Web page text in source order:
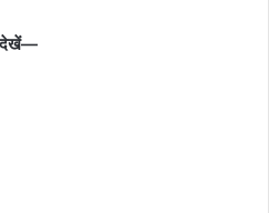
देखें—